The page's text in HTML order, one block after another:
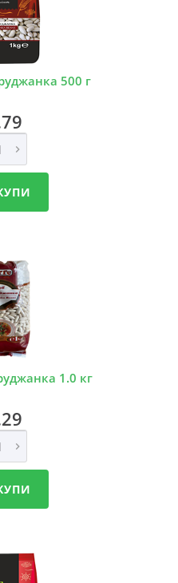
500 г
1.0 кг